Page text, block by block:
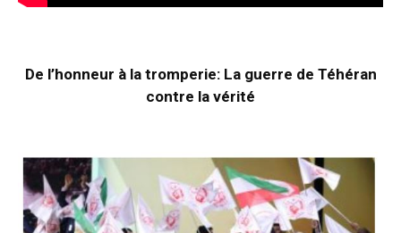
De l’honneur à la tromperie: La guerre de Téhéran
contre la vérité